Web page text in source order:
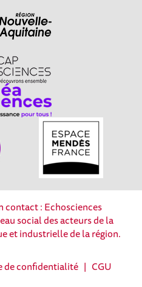
contact : Echosciences
social des acteurs de la
et industrielle de la région.
de confidentialité | CGU